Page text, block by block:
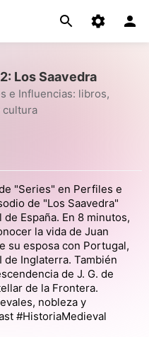
Los Saavedra
e Influencias: libros,
cultura
"Series" en Perfiles e
de "Los Saavedra"
España. En 8 minutos,
la vida de Juan
su esposa con Portugal,
de Inglaterra. También
de J. G. de
de la Frontera.
nobleza y
#HistoriaMedieval